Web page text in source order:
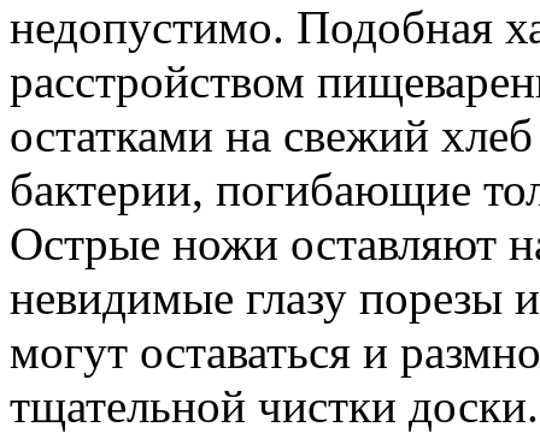
недопустимо. Подобная
расстройством
остатками на свежий
бактерии, погибающие
Острые ножи оставляют
невидимые глазу порезы
могут оставаться и
тщательной чистки